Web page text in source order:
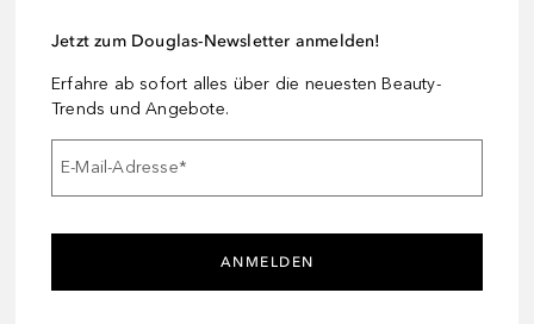
Jetzt zum Douglas-Newsletter anmelden!
Erfahre ab sofort alles über die neuesten Beauty-
Trends und Angebote.
E-Mail-Adresse*
ANMELDEN